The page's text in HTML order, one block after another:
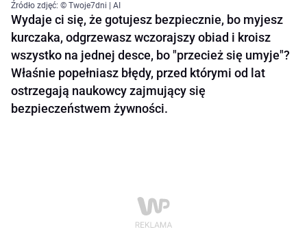
Źródło zdjęć: © Twoje7dni | AI
Wydaje ci się, że gotujesz bezpiecznie, bo myjesz
kurczaka, odgrzewasz wczorajszy obiad i kroisz
wszystko na jednej desce, bo "przecież się umyje"?
Właśnie popełniasz błędy, przed którymi od lat
ostrzegają naukowcy zajmujący się
bezpieczeństwem żywności.